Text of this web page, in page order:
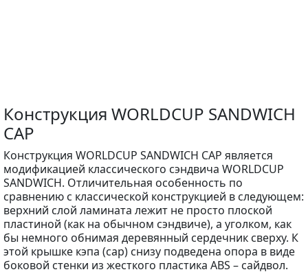
Конструкция WORLDCUP SANDWICH
CAP
Конструкция WORLDCUP SANDWICH CAP является
модификацией классического сэндвича WORLDCUP
SANDWICH. Отличительная особенность по
сравнению с классической конструкцией в следующем:
верхний слой ламината лежит не просто плоской
пластиной (как на обычном сэндвиче), а уголком, как
бы немного обнимая деревянный сердечник сверху. К
этой крышке кэпа (cap) снизу подведена опора в виде
боковой стенки из жесткого пластика ABS – сайдвол.